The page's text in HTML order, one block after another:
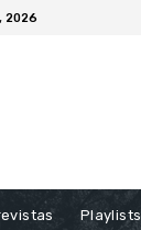
2026
Playlists